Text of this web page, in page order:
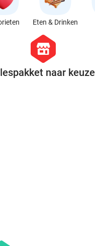
Eten & Drinken
hexagon
store
naar keuze